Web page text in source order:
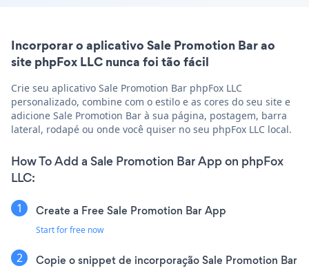
Incorporar o aplicativo Sale Promotion Bar ao
site phpFox LLC nunca foi tão fácil
Crie seu aplicativo Sale Promotion Bar phpFox LLC
personalizado, combine com o estilo e as cores do seu site e
adicione Sale Promotion Bar à sua página, postagem, barra
lateral, rodapé ou onde você quiser no seu phpFox LLC local.
How To Add a Sale Promotion Bar App on phpFox
LLC:
Create a Free Sale Promotion Bar App
Start for free now
Copie o snippet de incorporação Sale Promotion Bar